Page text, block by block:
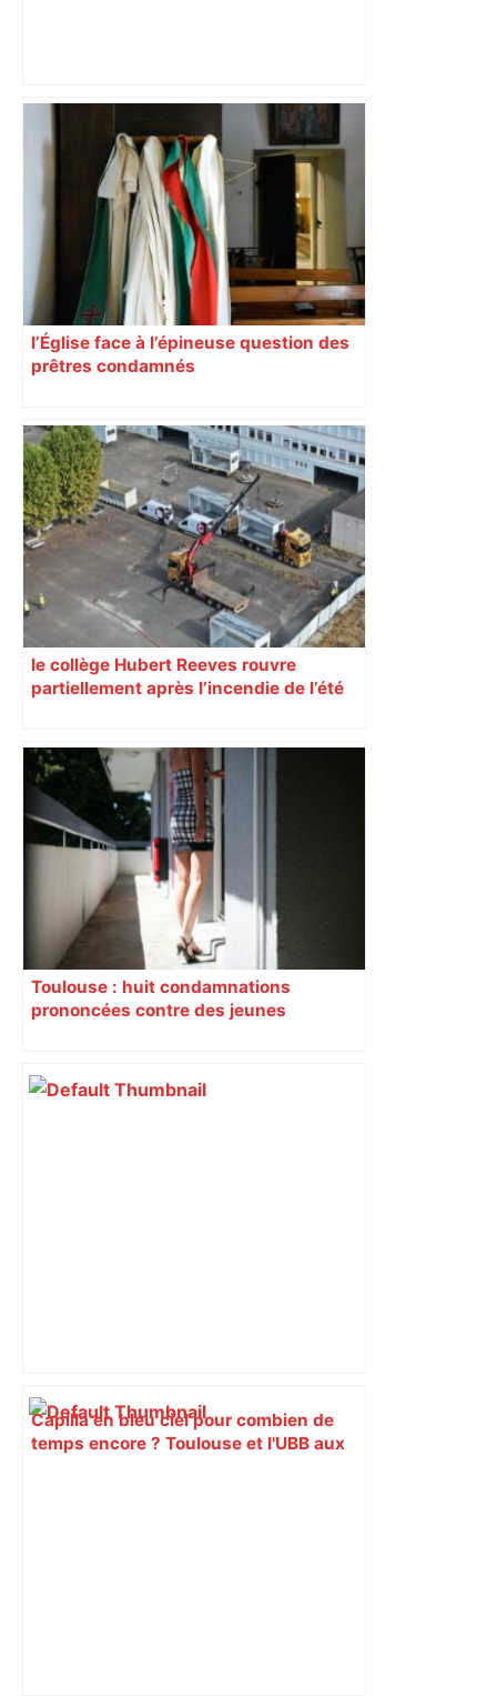
"C'est la reprise des bouchons et c'est
horrible", plus de 17 km de
ralentissements autour de Toulouse ce
jeudi matin, on vous donne les
secteurs à éviter – ladepeche.fr
l’Église face à l’épineuse question des
prêtres condamnés
le collège Hubert Reeves rouvre
partiellement après l’incendie de l’été
Toulouse : huit condamnations
prononcées contre des jeunes
Capilla en bleu ciel pour combien de
temps encore ? Toulouse et l'UBB aux